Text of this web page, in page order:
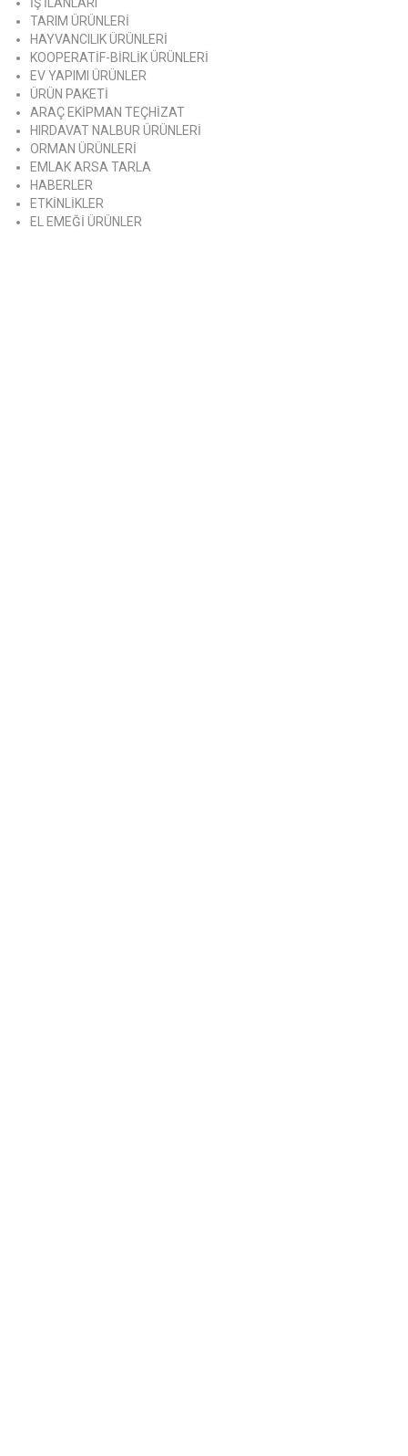
TARIM ÜRÜNLERİ
HAYVANCILIK ÜRÜNLERİ
KOOPERATİF-BİRLİK ÜRÜNLERİ
EV YAPIMI ÜRÜNLER
ÜRÜN PAKETİ
ARAÇ EKİPMAN TEÇHİZAT
HIRDAVAT NALBUR ÜRÜNLERİ
ORMAN ÜRÜNLERİ
EMLAK ARSA TARLA
HABERLER
ETKİNLİKLER
EL EMEĞİ ÜRÜNLER